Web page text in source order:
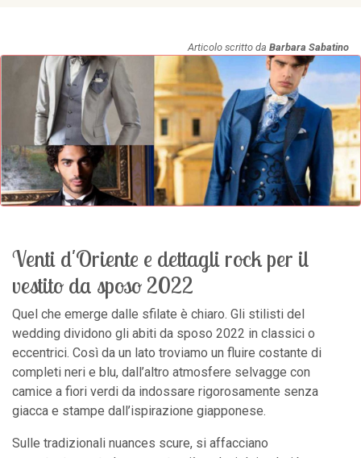
Articolo scritto da Barbara Sabatino
Venti d'Oriente e dettagli rock per il
vestito da sposo 2022
Quel che emerge dalle sfilate è chiaro. Gli stilisti del
wedding dividono gli abiti da sposo 2022 in classici o
eccentrici. Così da un lato troviamo un fluire costante di
completi neri e blu, dall’altro atmosfere selvagge con
camice a fiori verdi da indossare rigorosamente senza
giacca e stampe dall’ispirazione giapponese.
Sulle tradizionali nuances scure, si affacciano